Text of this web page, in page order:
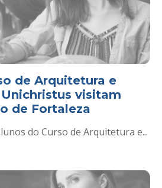
de Arquitetura e
visitam
de Fortaleza
do Curso de Arquitetura e...